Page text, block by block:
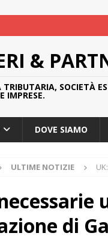
&
SOCIETÀ
IMPRESE.
DOVE SIAMO
ULTIME NOTIZIE
di